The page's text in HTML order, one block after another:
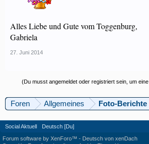
Alles Liebe und Gute vom Toggenburg,
Gabriela
27. Juni 2014
(Du musst angemeldet oder registriert sein, um
Foren Allgemeines Foto-Berichte
Social Aktuell Deutsch [Du]
Forum software by XenForo™ - Deutsch von xenDach